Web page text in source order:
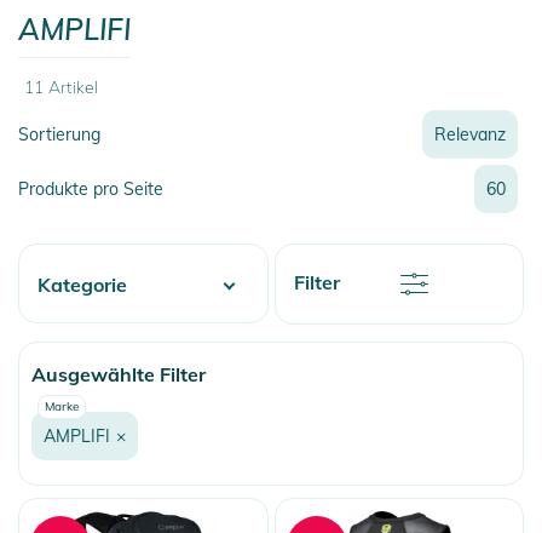
AMPLIFI
11 Artikel
Sortierung
Relevanz
Relevanz
Neueste
Preis
Rabatt
Name
Name
Produkte pro Seite 60
Filter
Kategorie
Snow
Ausgewählte Filter
Marke
AMPLIFI ×